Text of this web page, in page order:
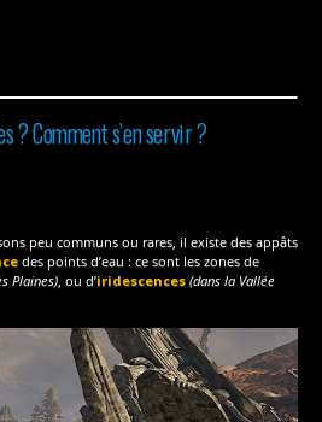
? Comment s’en servir ?
peu communs ou rares, il existe des appâts
des points d’eau : ce sont les zones de
Plaines) , ou d’iridescences (dans la Vallée